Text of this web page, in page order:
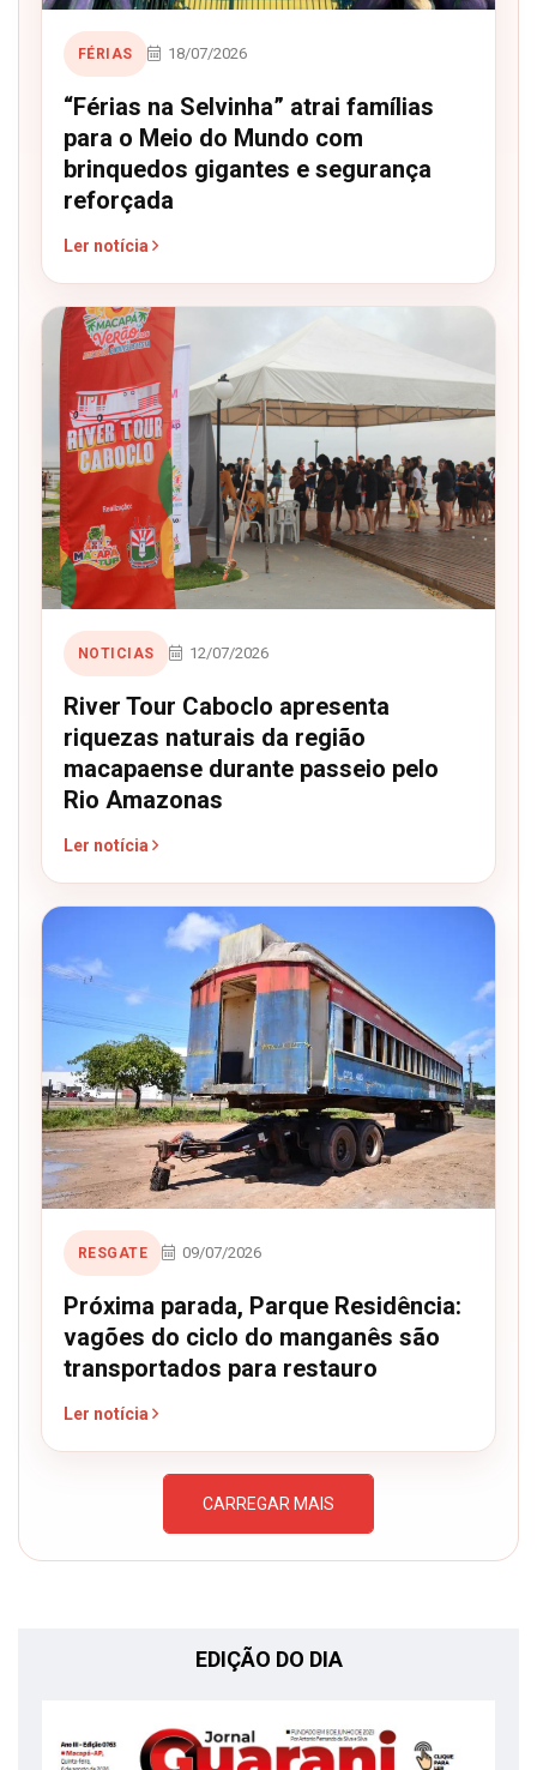
FÉRIAS 18/07/2026
“Férias na Selvinha” atrai famílias
para o Meio do Mundo com
brinquedos gigantes e segurança
reforçada
Ler notícia
NOTICIAS 12/07/2026
River Tour Caboclo apresenta
riquezas naturais da região
macapaense durante passeio pelo
Rio Amazonas
Ler notícia
RESGATE 09/07/2026
Próxima parada, Parque Residência:
vagões do ciclo do manganês são
transportados para restauro
Ler notícia
CARREGAR MAIS
EDIÇÃO DO DIA